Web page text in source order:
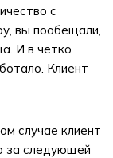
с
вы пообещали,
И в четко
Клиент
случае клиент
за следующей